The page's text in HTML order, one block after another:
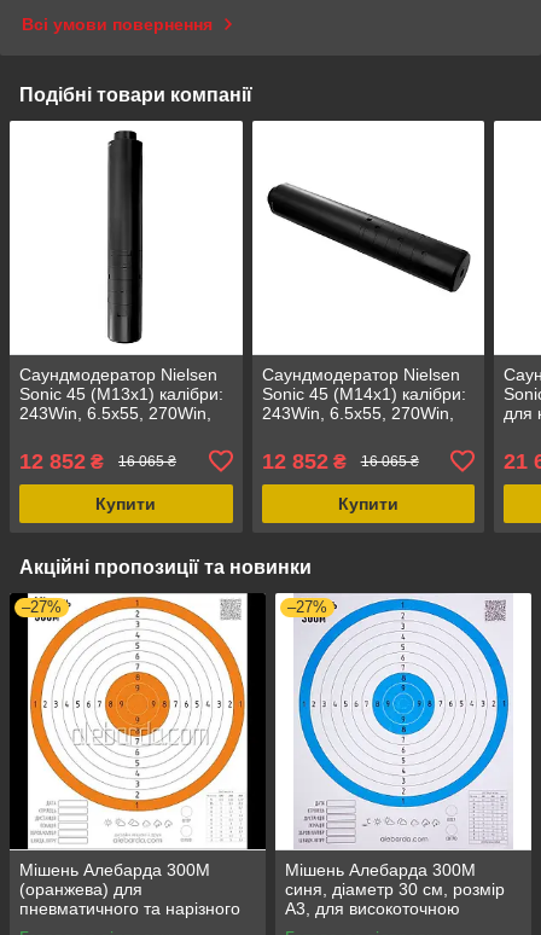
Всі умови повернення
Подібні товари компанії
Саундмодератор Nielsen
Sonic 45 (М13х1) калібри:
243Win, 6.5x55, 270Win,
308Win, 300 Win.mag,
чорний
12 852 ₴ 16 065 ₴
Купити
Саундмодератор Nielsen
Sonic 45 (М14х1) калібри:
243Win, 6.5x55, 270Win,
308Win, 300 Win.mag,
чорний
12 852₴ 16 065 ₴
Купити
для
21
Акційні пропозиції та новинки
–27%
Мішень Алебарда 300М
(оранжева) для
пневматичного та нарізного
зброї, діаметр 30 см, розмір
–27%
Мішень Алебарда 300М
синя, діаметр 30 см, розмір
А3, для високоточною
стрільби до 500 м